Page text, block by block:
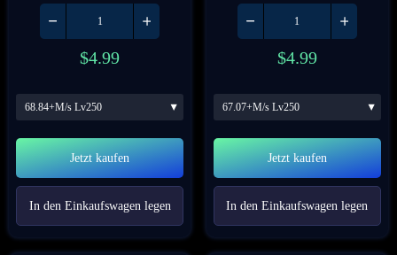
$4.99
68.84+M/s Lv250
Jetzt kaufen
In den Einkaufswagen legen
$4.99
67.07+M/s Lv250
Jetzt kaufen
In den Einkaufswagen legen